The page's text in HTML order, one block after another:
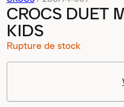
CROCS DUET
KIDS
Rupture de stock